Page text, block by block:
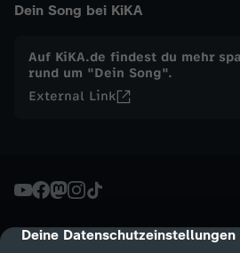
cmp-dialog-description
Deine Datenschutzeinstellungen
n
d
K
t
i
Dein Song bei KiKA
Auf KiKA.de findest du mehr
rund um "Dein Song".
External Link